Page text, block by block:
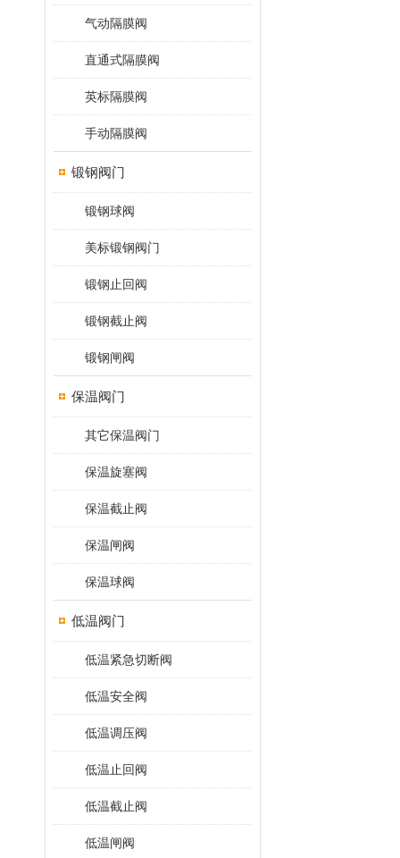
气动隔膜阀
直通式隔膜阀
英标隔膜阀
手动隔膜阀
锻钢阀门
锻钢球阀
美标锻钢阀门
锻钢止回阀
锻钢截止阀
锻钢闸阀
保温阀门
其它保温阀门
保温旋塞阀
保温截止阀
保温闸阀
保温球阀
低温阀门
低温紧急切断阀
低温安全阀
低温调压阀
低温止回阀
低温截止阀
低温闸阀